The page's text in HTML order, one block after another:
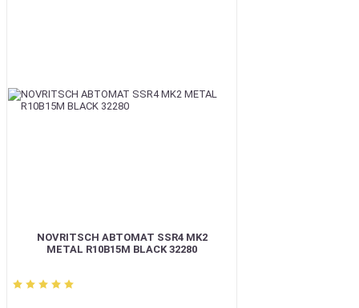
NOVRITSCH АВТОМАТ SSR4 MK2
METAL R10B15M BLACK 32280